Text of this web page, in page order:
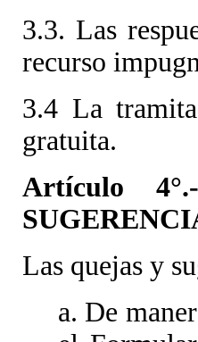
3.3. Las
recurso
3.4 La
gratuita.
Artículo
Las quejas y
a. De